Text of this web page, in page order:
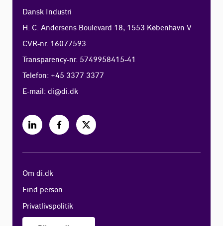
Dansk Industri
H. C. Andersens Boulevard 18, 1553 København V
CVR-nr. 16077593
Transparency-nr. 5749958415-41
Telefon: +45 3377 3377
E-mail:di@di.dk
Om di.dk
Find person
Privatlivspolitik